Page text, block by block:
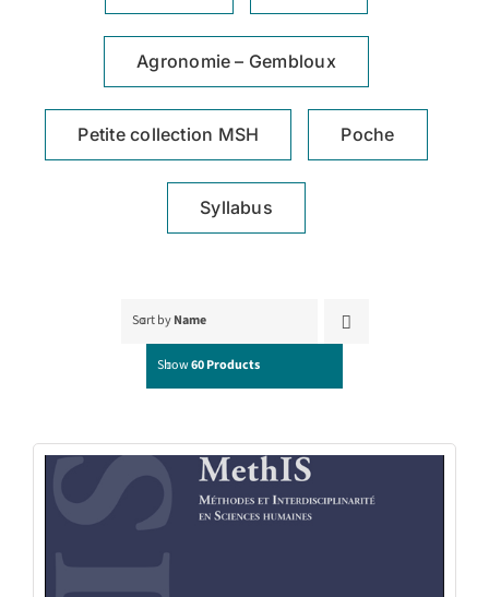
Agronomie – Gembloux
Petite collection MSH Poche
Syllabus
Sort byName
Show60 Products